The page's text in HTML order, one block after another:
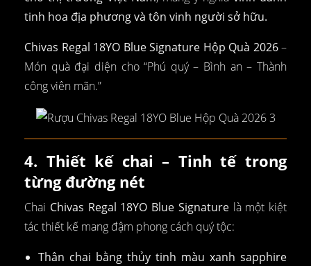
tinh hoa địa phương và tôn vinh người sở hữu.
Chivas Regal 18YO Blue Signature Hộp Quà 2026–
Món quà đại diện cho “Phú quý – Bình an – Thành
công viên mãn.”
4. Thiết kế chai – Tinh tế trong
từng đường nét
Chai Chivas Regal 18YO Blue Signaturelà một kiệt
tác thiết kế mang đậm phong cách quý tộc:
Thân chai bằng thủy tinh màu xanh sapphire